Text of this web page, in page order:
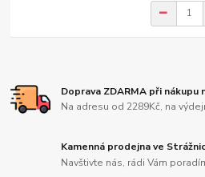
Doprava ZDARMA při nákupu
Na adresu od 2289Kč, na
Kamenná prodejna ve
Navštivte nás, rádi Vám